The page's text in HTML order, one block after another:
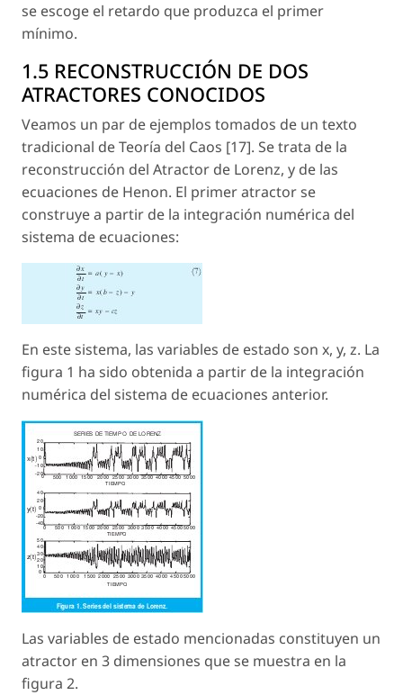
se escoge el retardo que produzca el primer
mínimo.
1.5 RECONSTRUCCIÓN DE DOS
ATRACTORES CONOCIDOS
Veamos un par de ejemplos tomados de un texto
tradicional de Teoría del Caos [17]. Se trata de la
reconstrucción del Atractor de Lorenz, y de las
ecuaciones de Henon. El primer atractor se
construye a partir de la integración numérica del
sistema de ecuaciones:
En este sistema, las variables de estado son x, y, z. La
figura 1 ha sido obtenida a partir de la integración
numérica del sistema de ecuaciones anterior.
Las variables de estado mencionadas constituyen un
atractor en 3 dimensiones que se muestra en la
figura 2.